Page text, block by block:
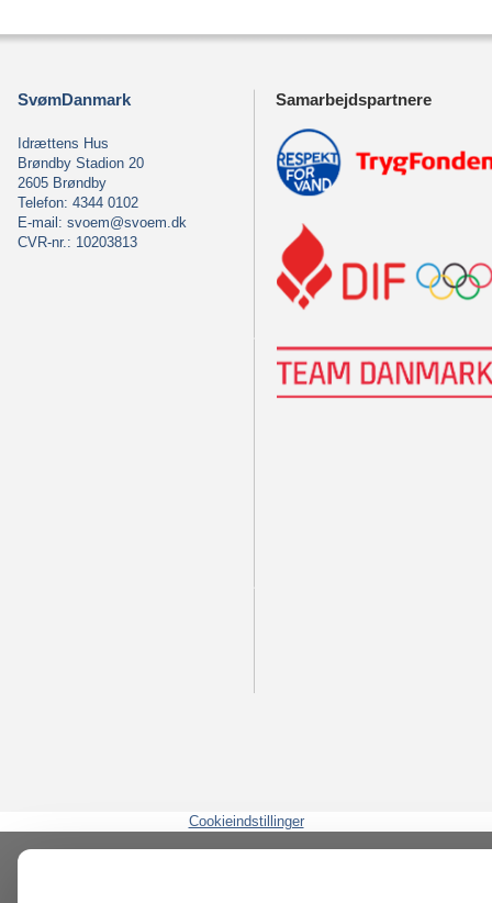
SvømDanmark
Idrættens Hus
Brøndby Stadion 20
2605 Brøndby
Telefon: 4344 0102
E-mail: svoem@svoem.dk
CVR-nr.: 10203813
Samarbejdspartnere
Cookieindstillinger